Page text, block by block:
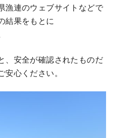
漁連のウェブサイトなどで
結果をもとに
、安全が確認されたものだ
心ください。